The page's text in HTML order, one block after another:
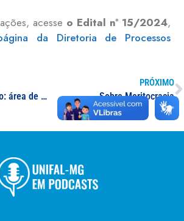
acesse o Edital nº 15/2024,
da Diretoria de Processos
Seleção para estágio: área de atuação em Pedagogia
PRÓXIMO
Sobre Meritocracia